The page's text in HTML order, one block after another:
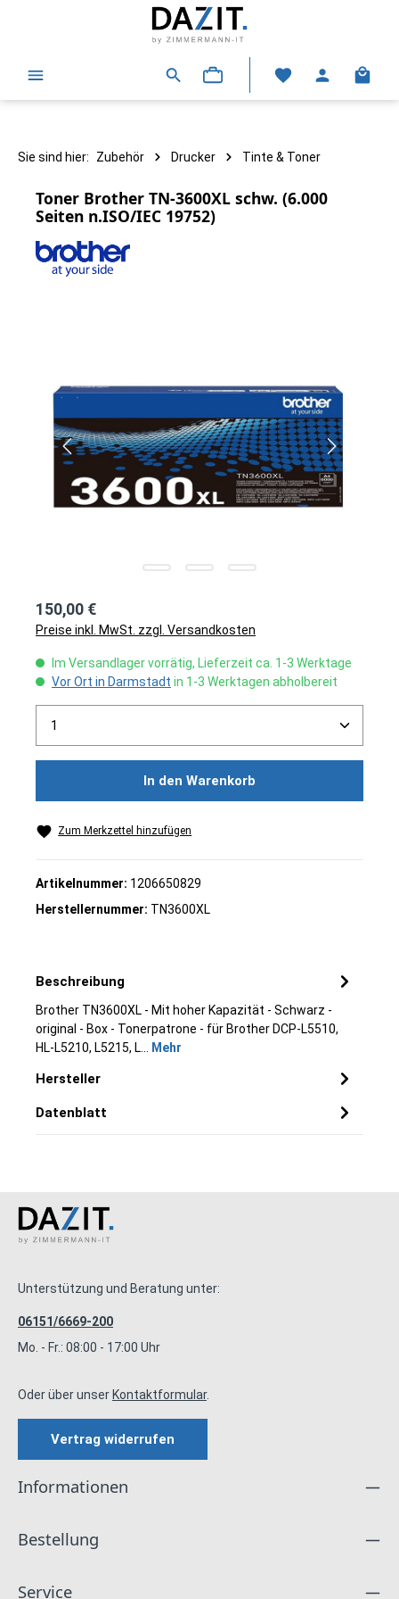
Sie sind hier: Zubehör Drucker Tinte & Toner
Toner Brother TN-3600XL schw. (6.000
Seiten n.ISO/IEC 19752)
150,00 €
Preise inkl. MwSt. zzgl. Versandkosten
Im Versandlager vorrätig, Lieferzeit ca. 1-3 Werktage
Vor Ort in Darmstadt in 1-3 Werktagen abholbereit
Produkt Anzahl: Gib den gewünschten Wert ein
In den Warenkorb
Zum Merkzettel hinzufügen
Artikelnummer: 1206650829
Herstellernummer: TN3600XL
Beschreibung
Brother TN3600XL - Mit hoher Kapazität - Schwarz -
original - Box - Tonerpatrone - für Brother DCP-L5510,
HL-L5210, L5215, L… Mehr
Hersteller
Datenblatt
Unterstützung und Beratung unter:
06151/6669-200
Mo. - Fr.: 08:00 - 17:00 Uhr
Oder über unserKontaktformular.
Vertrag widerrufen
Informationen
Bestellung
Service